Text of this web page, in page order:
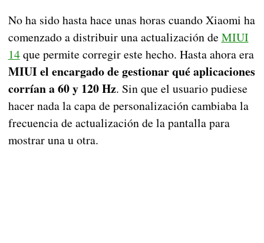
No ha sido hasta hace unas horas cuando Xiaomi ha
comenzado a distribuir una actualización de MIUI
14que permite corregir este hecho. Hasta ahora era
MIUI el encargado de gestionar qué aplicaciones
corrían a 60 y 120 Hz. Sin que el usuario pudiese
hacer nada la capa de personalización cambiaba la
frecuencia de actualización de la pantalla para
mostrar una u otra.